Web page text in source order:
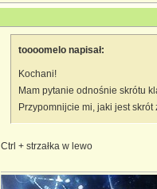
toooomelo napisał:
Kochani!
Mam pytanie odnośnie skrótu
Przypomnijcie mi, jaki jest
Ctrl + strzałka w lewo